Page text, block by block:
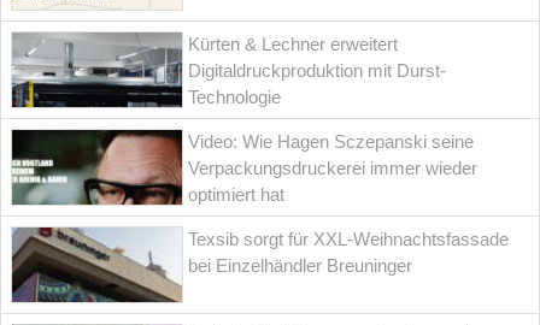
Kürten & Lechner erweitert
Digitaldruckproduktion mit Durst-
Technologie
Video: Wie Hagen Sczepanski seine
Verpackungsdruckerei immer wieder
optimiert hat
Texsib sorgt für XXL-Weihnachtsfassade
bei Einzelhändler Breuninger